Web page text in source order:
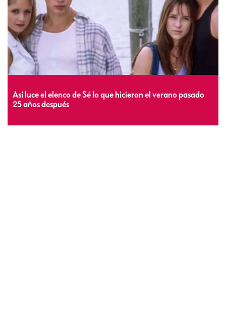
Así luce el elenco de Sé lo que hicieron el verano pasado
25 años después